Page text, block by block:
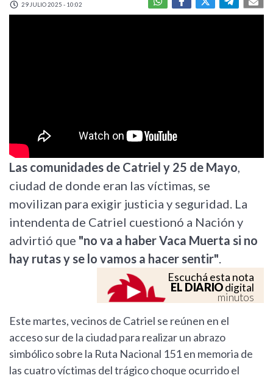
29 JULIO 2025 - 10:02
Las comunidades de Catriel y 25 de Mayo,
ciudad de donde eran las víctimas, se
movilizan para exigir justicia y seguridad. La
intendenta de Catriel cuestionó a Nación y
advirtió que "no va a haber Vaca Muerta si no
hay rutas y se lo vamos a hacer sentir".
Escuchá esta nota
EL DIARIOdigital
minutos
Este martes, vecinos de Catriel se reúnen en el
acceso sur de la ciudad para realizar un abrazo
simbólico sobre la Ruta Nacional 151 en memoria de
las cuatro víctimas del trágico choque ocurrido el